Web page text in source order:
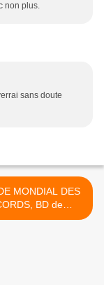
non plus.
sans doute
MONDIAL DES
BD de
& BARRAL